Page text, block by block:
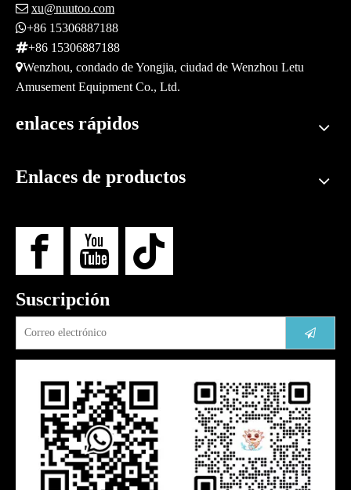
 xu@nuutoo.com
+86 15306887188
+86 15306887188
Wenzhou, condado de Yongjia, ciudad de Wenzhou Letu
Amusement Equipment Co., Ltd.
enlaces rápidos
Enlaces de productos
Suscripción